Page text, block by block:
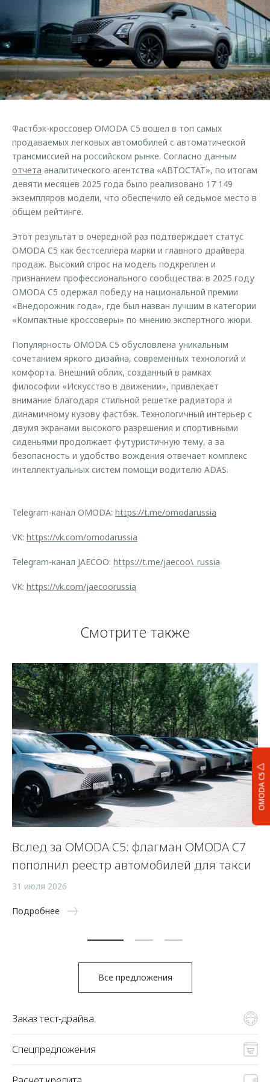
Кредитный калькулятор
Аксессуары
Одежда и сувениры
Оригинальные аксессуары
Трейд-ин
Калькулятор трейд-ин
Клиентская поддержка
O&J Автоклуб
Клуб владельцев OMODA
Приложение O&J
Аксессуары
Оригинальные аксессуары
Запчасти
OMODA C5
Фастбэк-кроссовер OMODA C5 вошел в топ самых
продаваемых легковых автомобилей с автоматической
трансмиссией на российском рынке. Согласно данным
отчета аналитического агентства «АВТОСТАТ», по итогам
девяти месяцев 2025 года было реализовано 17 149
экземпляров модели, что обеспечило ей седьмое место в
общем рейтинге.
Этот результат в очередной раз подтверждает статус
OMODA C5 как бестселлера марки и главного драйвера
продаж. Высокий спрос на модель подкреплен и
признанием профессионального сообщества: в 2025 году
OMODA C5 одержал победу на национальной премии
«Внедорожник года», где был назван лучшим в категории
«Компактные кроссоверы» по мнению экспертного жюри.
Популярность OMODA C5 обусловлена уникальным
сочетанием яркого дизайна, современных технологий и
комфорта. Внешний облик, созданный в рамках
философии «Искусство в движении», привлекает
внимание благодаря стильной решетке радиатора и
динамичному кузову фастбэк. Технологичный интерьер с
двумя экранами высокого разрешения и спортивными
сиденьями продолжает футуристичную тему, а за
безопасность и удобство вождения отвечает комплекс
интеллектуальных систем помощи водителю ADAS.
Telegram-канал OMODA: https://t.me/omodarussia
VK: https://vk.com/omodarussia
Telegram-канал JAECOO: https://t.me/jaecoo\_russia
VK: https://vk.com/jaecoorussia
Смотрите также
Вслед за OMODA C5: флагман OMODA C7
пополнил реестр автомобилей для такси
31 июля 2026
Подробнее
Все предложения
Заказ тест-драйва
Спецпредложения